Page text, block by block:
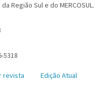
Região Sul e do MERCOSUL.
5318
revista Edição Atual